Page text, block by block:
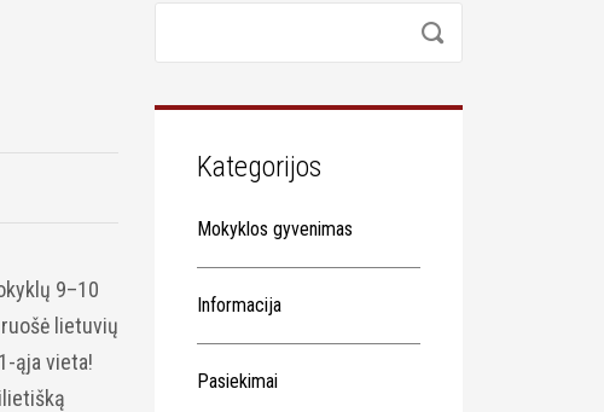
9–10
lietuvių
ąja vieta!
Kategorijos
Mokyklos gyvenimas
Informacija
Pasiekimai